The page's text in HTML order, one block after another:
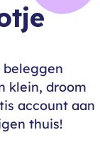
klein, droom
account aan
thuis!